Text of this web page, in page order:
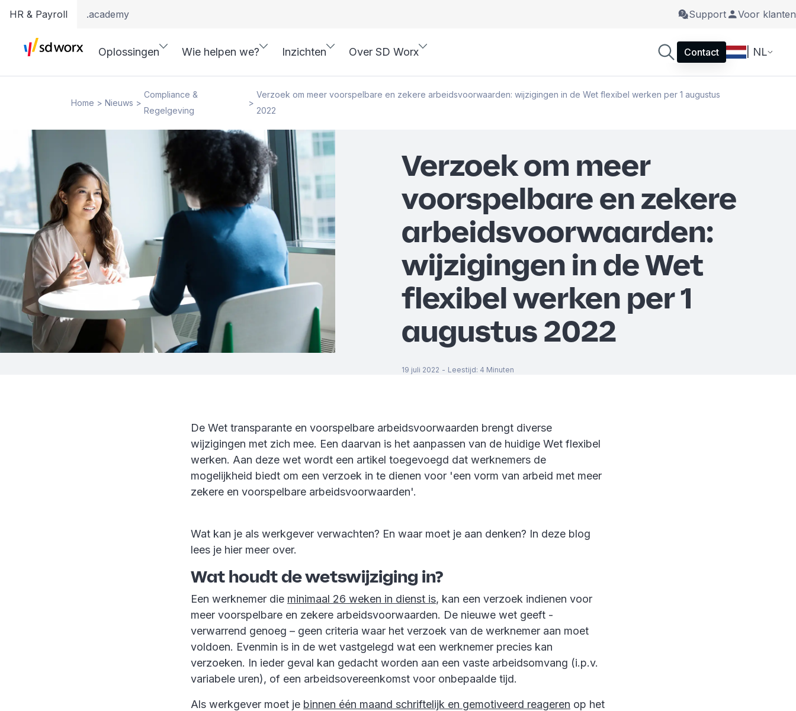
HR & Payroll .academy Support Voor klanten
Oplossingen Wie helpen we? Inzichten Over SD Worx Contact | NL
Home > Nieuws >
Compliance &
Regelgeving
>
Verzoek om meer voorspelbare en zekere arbeidsvoorwaarden: wijzigingen in de Wet flexibel werken per 1 augustus
2022
Verzoek om meer
voorspelbare en zekere
arbeidsvoorwaarden:
wijzigingen in de Wet
flexibel werken per 1
augustus 2022
19 juli 2022 - Leestijd: 4 Minuten
De Wet transparante en voorspelbare arbeidsvoorwaarden brengt diverse
wijzigingen met zich mee. Een daarvan is het aanpassen van de huidige Wet flexibel
werken. Aan deze wet wordt een artikel toegevoegd dat werknemers de
mogelijkheid biedt om een verzoek in te dienen voor 'een vorm van arbeid met meer
zekere en voorspelbare arbeidsvoorwaarden'.
Wat kan je als werkgever verwachten? En waar moet je aan denken? In deze blog
lees je hier meer over.
Wat houdt de wetswijziging in?
Een werknemer die minimaal 26 weken in dienst is, kan een verzoek indienen voor
meer voorspelbare en zekere arbeidsvoorwaarden. De nieuwe wet geeft -
verwarrend genoeg – geen criteria waar het verzoek van de werknemer aan moet
voldoen. Evenmin is in de wet vastgelegd wat een werknemer precies kan
verzoeken. In ieder geval kan gedacht worden aan een vaste arbeidsomvang (i.p.v.
variabele uren), of een arbeidsovereenkomst voor onbepaalde tijd.
Als werkgever moet je binnen één maand schriftelijk en gemotiveerd reageren op het